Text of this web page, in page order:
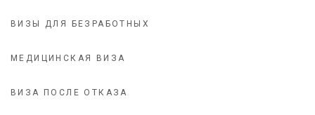
ВИЗЫ ДЛЯ БЕЗРАБОТНЫХ
МЕДИЦИНСКАЯ ВИЗА
ВИЗА ПОСЛЕ ОТКАЗА